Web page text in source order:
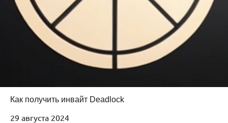
Как получить инвайт Deadlock
29 августа 2024